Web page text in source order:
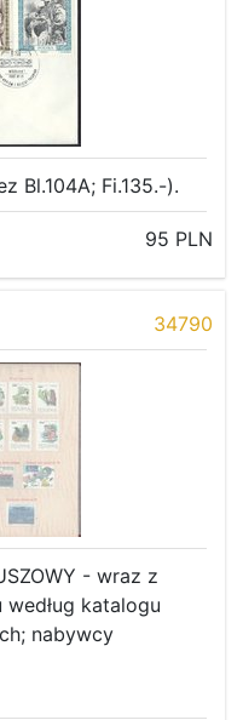
Bl.104A; Fi.135.-).
95 PLN
34790
- wraz z
katalogu
nabywcy